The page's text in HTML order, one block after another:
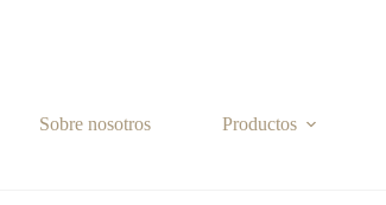
Sobre nosotros Productos